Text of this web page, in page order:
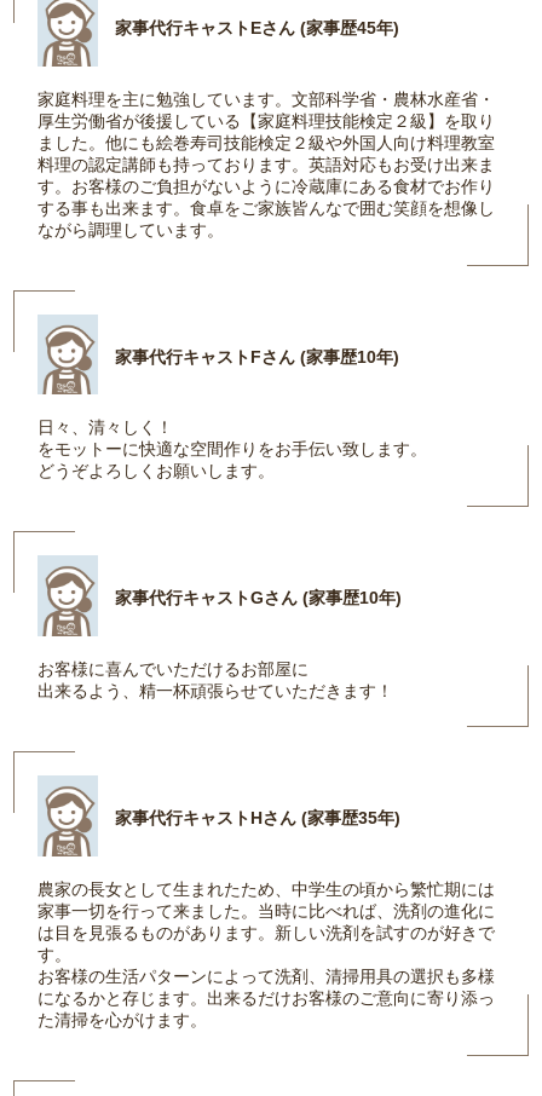
家事代行キャストEさん (家事歴45年)
家庭料理を主に勉強しています。文部科学省・農林水産省・
厚生労働省が後援している【家庭料理技能検定２級】を取り
ました。他にも絵巻寿司技能検定２級や外国人向け料理教室
料理の認定講師も持っております。英語対応もお受け出来ま
す。お客様のご負担がないように冷蔵庫にある食材でお作り
する事も出来ます。食卓をご家族皆んなで囲む笑顔を想像し
ながら調理しています。
家事代行キャストFさん (家事歴10年)
日々、清々しく！
をモットーに快適な空間作りをお手伝い致します。
どうぞよろしくお願いします。
家事代行キャストGさん (家事歴10年)
お客様に喜んでいただけるお部屋に
出来るよう、精一杯頑張らせていただきます！
家事代行キャストHさん (家事歴35年)
農家の長女として生まれたため、中学生の頃から繁忙期には
家事一切を行って来ました。当時に比べれば、洗剤の進化に
は目を見張るものがあります。新しい洗剤を試すのが好きで
す。
お客様の生活パターンによって洗剤、清掃用具の選択も多様
になるかと存じます。出来るだけお客様のご意向に寄り添っ
た清掃を心がけます。